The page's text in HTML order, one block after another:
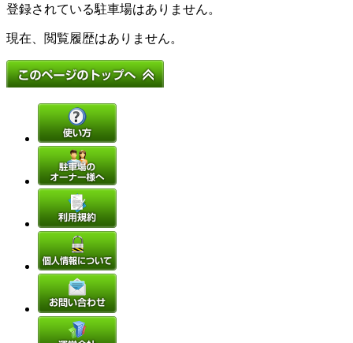
登録されている駐車場はありません。
現在、閲覧履歴はありません。